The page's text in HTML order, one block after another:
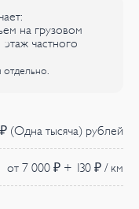
на грузовом
частного
отдельно.
(Одна тысяча) рублей
от 7 000 ₽ + 130 ₽ / км